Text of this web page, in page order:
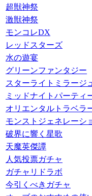
超獣神祭
激獣神祭
モンコレDX
レッドスターズ
水の遊宴
グリーンファンタジー
スターライトミラージュ
ミッドナイトパーティ
オリエンタルトラベラ
モンストジェネレーシ
破界に響く星歌
天魔英傑譚
人気投票ガチャ
ガチャリドラボ
今引くべきガチャ